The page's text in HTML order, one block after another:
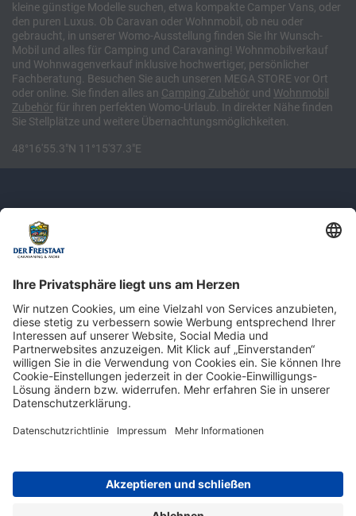
kleine günstige Modelle suchen, etwa kompakte Camper Vans, oder
den puren Luxus. Ob Caravan oder Wohnmobil, ob neu oder
gebraucht, in unserer Womo-Ausstellung finden Sie Ihr Wunsch-
Mobil und alles für Camping und Caravaning! Wohnmobilverkauf
und Wohnwagenverkauf inklusive hochwertiger, persönlicher
Fachberatung. Besuchen Sie auch unseren MEGA STORE vor Ort
oder online. Sie finden alles an Camping Zubehör und Wohnmobil
Zubehör für ihren perfekten Womo-Urlaub. In direkter Nähe finden
Sie Stellplätze und weitere Übernachtungsmöglichkeiten.
48°16'55.3"N 11°15'37.3"E
Newsletter: Jetzt auf
shop.derfreistaat.de anmelden und
einen 5€ Gutschein für unseren Online-
Shop erhalten!*
Impressum Datenschutz Barrierefreiheit